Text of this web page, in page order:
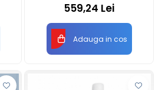
apei Pall QPoint QJ212
559,24 Lei
Adauga in cos